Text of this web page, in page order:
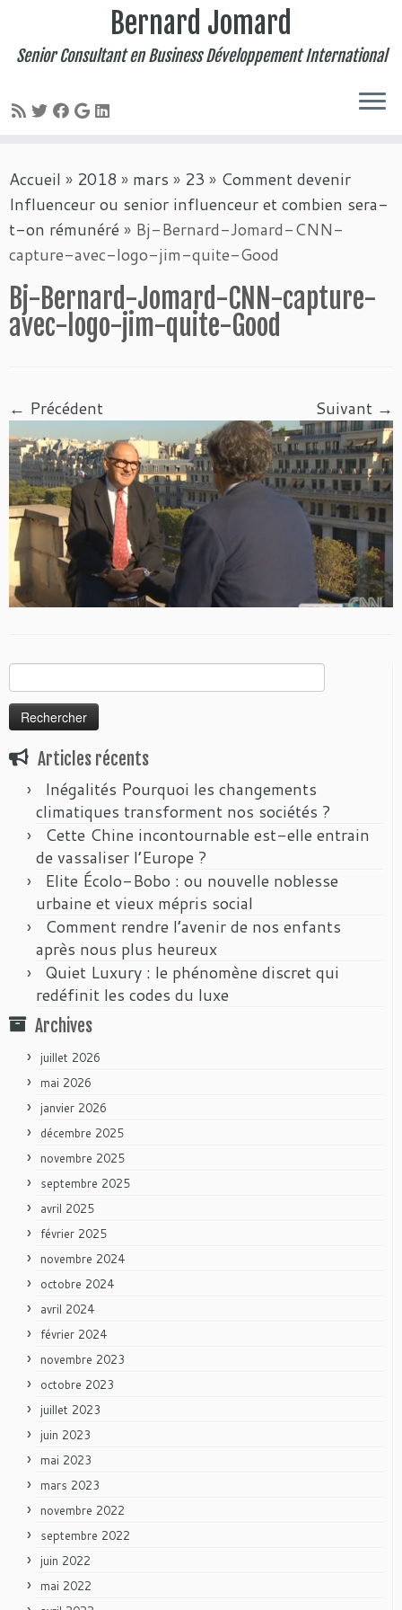
au
contenu
Bernard Jomard
Senior Consultant en Business Développement International
Accueil » 2018 » mars » 23 » Comment devenir
Influenceur ou senior influenceur et combien sera-
t-on rémunéré » Bj-Bernard-Jomard-CNN-
capture-avec-logo-jim-quite-Good
Bj-Bernard-Jomard-CNN-capture-
avec-logo-jim-quite-Good
← Précédent Suivant →
Articles récents
Inégalités Pourquoi les changements
climatiques transforment nos sociétés ?
Cette Chine incontournable est-elle entrain
de vassaliser l’Europe ?
Elite Écolo-Bobo : ou nouvelle noblesse
urbaine et vieux mépris social
Comment rendre l’avenir de nos enfants
après nous plus heureux
Quiet Luxury : le phénomène discret qui
redéfinit les codes du luxe
Archives
juillet 2026
mai 2026
janvier 2026
décembre 2025
novembre 2025
septembre 2025
avril 2025
février 2025
novembre 2024
octobre 2024
avril 2024
février 2024
novembre 2023
octobre 2023
juillet 2023
juin 2023
mai 2023
mars 2023
novembre 2022
septembre 2022
juin 2022
mai 2022